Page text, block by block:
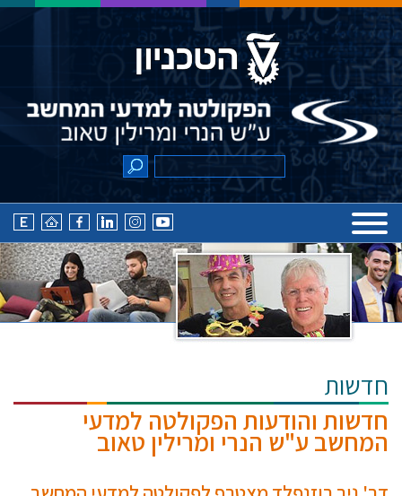
חדשות
חדשות והודעות הפקולטה למדעי
המחשב ע"ש הנרי ומרילין טאוב